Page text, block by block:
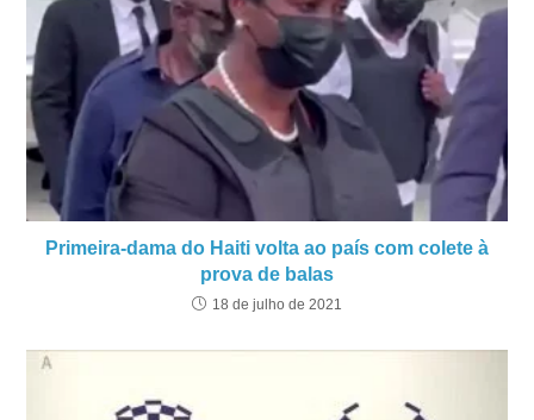
Primeira-dama do Haiti volta ao país com colete à
prova de balas
18 de julho de 2021